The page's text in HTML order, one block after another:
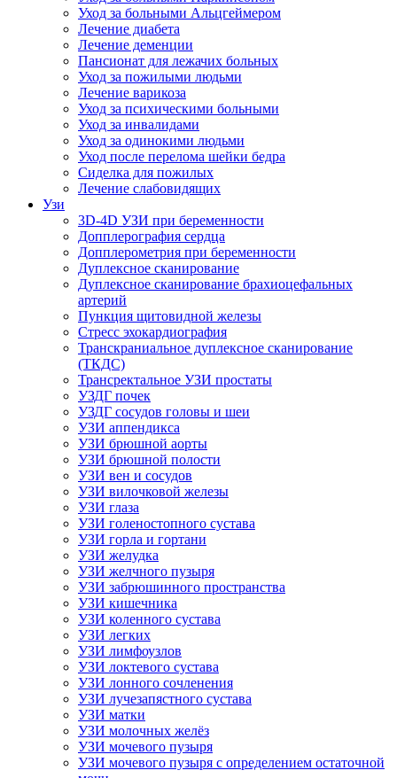
Уход за больными Альцгеймером
Лечение диабета
Лечение деменции
Пансионат для лежачих больных
Уход за пожилыми людьми
Лечение варикоза
Уход за психическими больными
Уход за инвалидами
Уход за одинокими людьми
Уход после перелома шейки бедра
Сиделка для пожилых
Лечение слабовидящих
Узи
3D-4D УЗИ при беременности
Допплерография сердца
Допплерометрия при беременности
Дуплексное сканирование
Дуплексное сканирование брахиоцефальных
артерий
Пункция щитовидной железы
Стресс эхокардиография
Транскраниальное дуплексное сканирование
(ТКДС)
Трансректальное УЗИ простаты
УЗДГ почек
УЗДГ сосудов головы и шеи
УЗИ аппендикса
УЗИ брюшной аорты
УЗИ брюшной полости
УЗИ вен и сосудов
УЗИ вилочковой железы
УЗИ глаза
УЗИ голеностопного сустава
УЗИ горла и гортани
УЗИ желудка
УЗИ желчного пузыря
УЗИ забрюшинного пространства
УЗИ кишечника
УЗИ коленного сустава
УЗИ легких
УЗИ лимфоузлов
УЗИ локтевого сустава
УЗИ лонного сочленения
УЗИ лучезапястного сустава
УЗИ матки
УЗИ молочных желёз
УЗИ мочевого пузыря
УЗИ мочевого пузыря с определением остаточной